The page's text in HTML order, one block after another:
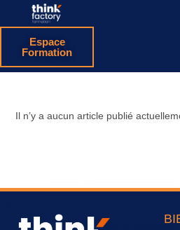
Espace
Formation
Il n’y a aucun article publié